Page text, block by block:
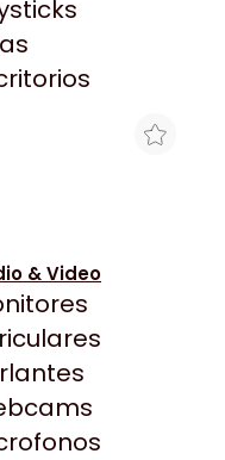
& Video
USB
Max Tecno